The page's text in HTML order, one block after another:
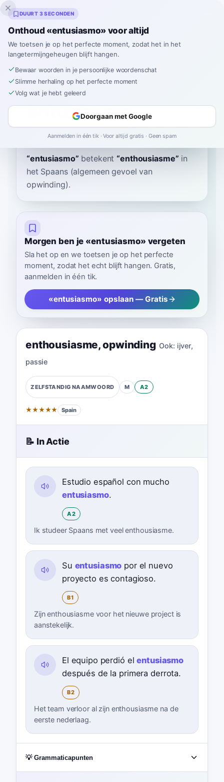
Inklingo
Home› Spaans›Woordenboek›entusiasmo
entusiasmo
en-too-see-AHZ-moh entuˈsjázmo
“entusiasmo” betekent “enthousiasme” in
het Spaans(algemeen gevoel van
opwinding).
Morgen ben je «entusiasmo» vergeten
Sla het op en we toetsen je op het perfecte
moment, zodat het echt blijft hangen. Gratis,
aanmelden in één tik.
«entusiasmo» opslaan — Gratis
enthousiasme,opwinding Ook: ijver,
passie
ZELFSTANDIG NAAMWOORD M A2
★★★★★ Spain
📝 In Actie
Estudio español con mucho
entusiasmo.
A2
Ik studeer Spaans met veel enthousiasme.
Su entusiasmo por el nuevo
proyecto es contagioso.
B1
Zijn enthousiasme voor het nieuwe project is
aanstekelijk.
El equipo perdió elentusiasmo
después de la primera derrota.
B2
Het team verloor al zijn enthousiasme na de
eerste nederlaag.
💡 Grammaticapunten
DUURT 3 SECONDEN
Onthoud «entusiasmo» voor altijd
We toetsen je op het perfecte moment, zodat het in het
langetermijngeheugen blijft hangen.
Bewaar woorden in je persoonlijke woordenschat
Slimme herhaling op het perfecte moment
Volg wat je hebt geleerd
Doorgaan met Google
Aanmelden in één tik · Voor altijd gratis · Geen spam